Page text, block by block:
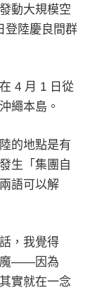
動大規模空
登陸慶良間群
4 月 1 日從
繩本島。
的地點是有
生「集團自
語可以解
，我覺得
魔——因為
實就在一念